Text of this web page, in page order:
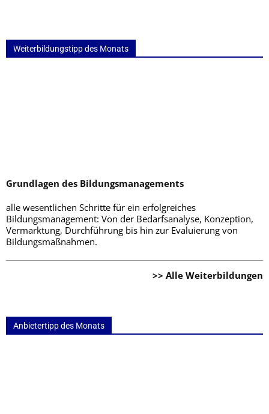
Weiterbildungstipp des Monats
Grundlagen des Bildungsmanagements
alle wesentlichen Schritte für ein erfolgreiches
Bildungsmanagement: Von der Bedarfsanalyse, Konzeption,
Vermarktung, Durchführung bis hin zur Evaluierung von
Bildungsmaßnahmen.
>> Alle Weiterbildungen
Anbietertipp des Monats